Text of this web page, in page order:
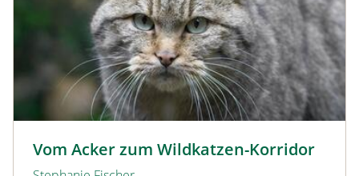
Vom Acker zum Wildkatzen-Korridor